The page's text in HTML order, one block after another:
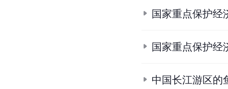
国家重点保护经
国家重点保护经
中国长江游区的